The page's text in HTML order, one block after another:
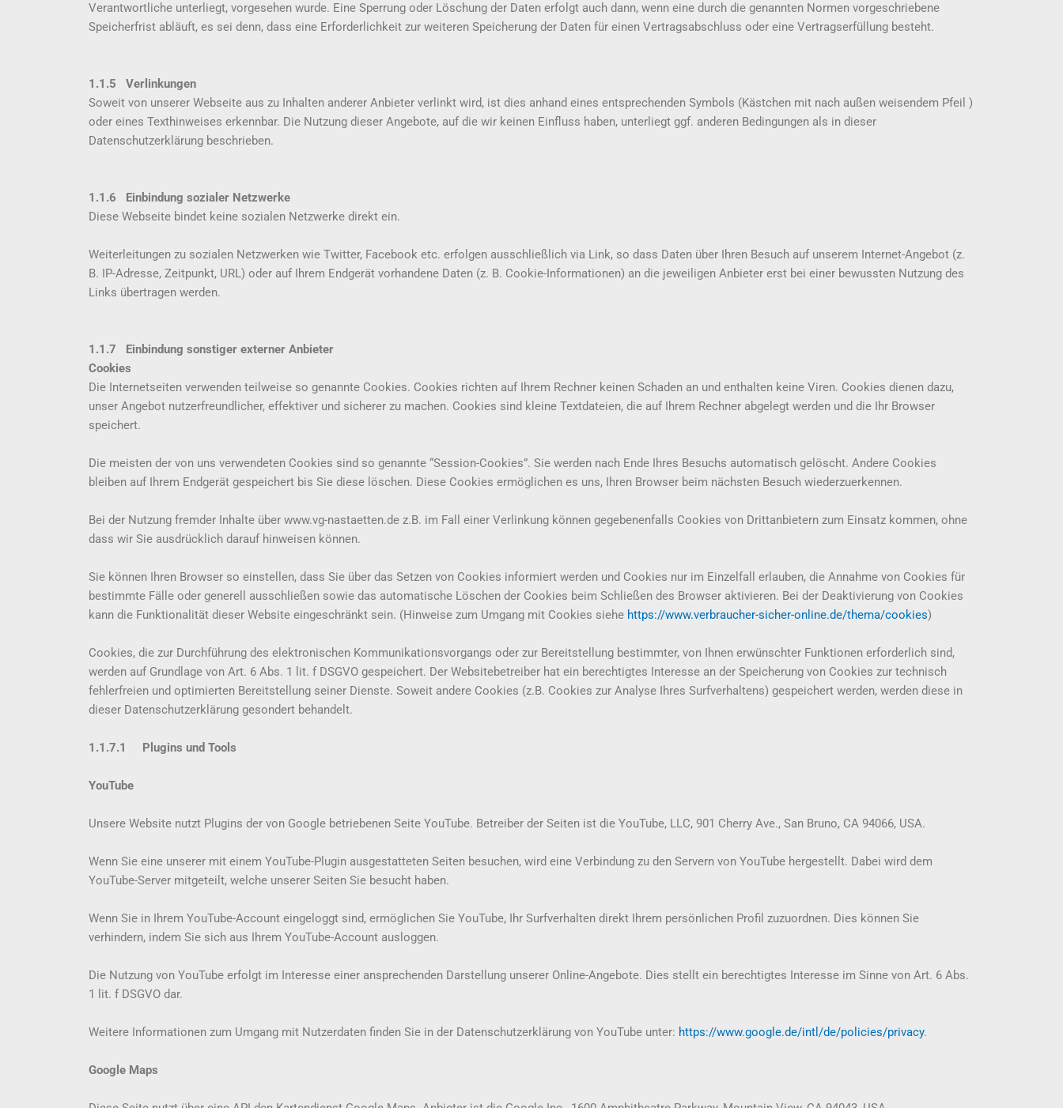
Verantwortliche unterliegt, vorgesehen wurde. Eine Sperrung oder Löschung der Daten erfolgt auch dann, wenn eine durch die genannten Normen vorgeschriebene
Speicherfrist abläuft, es sei denn, dass eine Erforderlichkeit zur weiteren Speicherung der Daten für einen Vertragsabschluss oder eine Vertragserfüllung besteht.
1.1.5 Verlinkungen
Soweit von unserer Webseite aus zu Inhalten anderer Anbieter verlinkt wird, ist dies anhand eines entsprechenden Symbols (Kästchen mit nach außen weisendem Pfeil )
oder eines Texthinweises erkennbar. Die Nutzung dieser Angebote, auf die wir keinen Einfluss haben, unterliegt ggf. anderen Bedingungen als in dieser
Datenschutzerklärung beschrieben.
1.1.6 Einbindung sozialer Netzwerke
Diese Webseite bindet keine sozialen Netzwerke direkt ein.
Weiterleitungen zu sozialen Netzwerken wie Twitter, Facebook etc. erfolgen ausschließlich via Link, so dass Daten über Ihren Besuch auf unserem Internet-Angebot (z.
B. IP-Adresse, Zeitpunkt, URL) oder auf Ihrem Endgerät vorhandene Daten (z. B. Cookie-Informationen) an die jeweiligen Anbieter erst bei einer bewussten Nutzung des
Links übertragen werden.
1.1.7 Einbindung sonstiger externer Anbieter
Cookies
Die Internetseiten verwenden teilweise so genannte Cookies. Cookies richten auf Ihrem Rechner keinen Schaden an und enthalten keine Viren. Cookies dienen dazu,
unser Angebot nutzerfreundlicher, effektiver und sicherer zu machen. Cookies sind kleine Textdateien, die auf Ihrem Rechner abgelegt werden und die Ihr Browser
speichert.
Die meisten der von uns verwendeten Cookies sind so genannte “Session-Cookies”. Sie werden nach Ende Ihres Besuchs automatisch gelöscht. Andere Cookies
bleiben auf Ihrem Endgerät gespeichert bis Sie diese löschen. Diese Cookies ermöglichen es uns, Ihren Browser beim nächsten Besuch wiederzuerkennen.
Bei der Nutzung fremder Inhalte über www.vg-nastaetten.de z.B. im Fall einer Verlinkung können gegebenenfalls Cookies von Drittanbietern zum Einsatz kommen, ohne
dass wir Sie ausdrücklich darauf hinweisen können.
Sie können Ihren Browser so einstellen, dass Sie über das Setzen von Cookies informiert werden und Cookies nur im Einzelfall erlauben, die Annahme von Cookies für
bestimmte Fälle oder generell ausschließen sowie das automatische Löschen der Cookies beim Schließen des Browser aktivieren. Bei der Deaktivierung von Cookies
kann die Funktionalität dieser Website eingeschränkt sein. (Hinweise zum Umgang mit Cookies siehe https://www.verbraucher-sicher-online.de/thema/cookies)
Cookies, die zur Durchführung des elektronischen Kommunikationsvorgangs oder zur Bereitstellung bestimmter, von Ihnen erwünschter Funktionen erforderlich sind,
werden auf Grundlage von Art. 6 Abs. 1 lit. f DSGVO gespeichert. Der Websitebetreiber hat ein berechtigtes Interesse an der Speicherung von Cookies zur technisch
fehlerfreien und optimierten Bereitstellung seiner Dienste. Soweit andere Cookies (z.B. Cookies zur Analyse Ihres Surfverhaltens) gespeichert werden, werden diese in
dieser Datenschutzerklärung gesondert behandelt.
1.1.7.1 Plugins und Tools
YouTube
Unsere Website nutzt Plugins der von Google betriebenen Seite YouTube. Betreiber der Seiten ist die YouTube, LLC, 901 Cherry Ave., San Bruno, CA 94066, USA.
Wenn Sie eine unserer mit einem YouTube-Plugin ausgestatteten Seiten besuchen, wird eine Verbindung zu den Servern von YouTube hergestellt. Dabei wird dem
YouTube-Server mitgeteilt, welche unserer Seiten Sie besucht haben.
Wenn Sie in Ihrem YouTube-Account eingeloggt sind, ermöglichen Sie YouTube, Ihr Surfverhalten direkt Ihrem persönlichen Profil zuzuordnen. Dies können Sie
verhindern, indem Sie sich aus Ihrem YouTube-Account ausloggen.
Die Nutzung von YouTube erfolgt im Interesse einer ansprechenden Darstellung unserer Online-Angebote. Dies stellt ein berechtigtes Interesse im Sinne von Art. 6 Abs.
1 lit. f DSGVO dar.
Weitere Informationen zum Umgang mit Nutzerdaten finden Sie in der Datenschutzerklärung von YouTube unter: https://www.google.de/intl/de/policies/privacy.
Google Maps